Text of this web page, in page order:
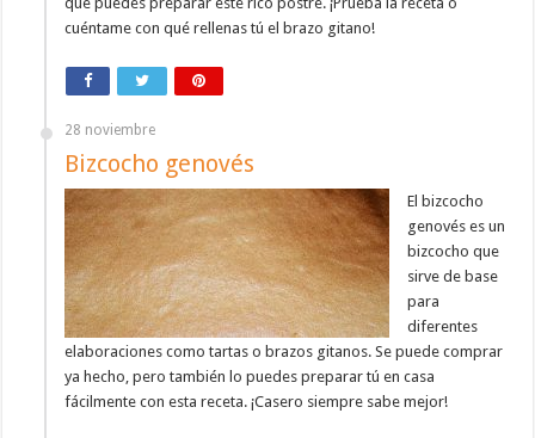
cuéntame con qué rellenas tú el brazo gitano!
28 noviembre
Bizcocho genovés
El bizcocho
genovés es un
bizcocho que
sirve de base
para
diferentes
elaboraciones como tartas o brazos gitanos. Se puede comprar
ya hecho, pero también lo puedes preparar tú en casa
fácilmente con esta receta. ¡Casero siempre sabe mejor!